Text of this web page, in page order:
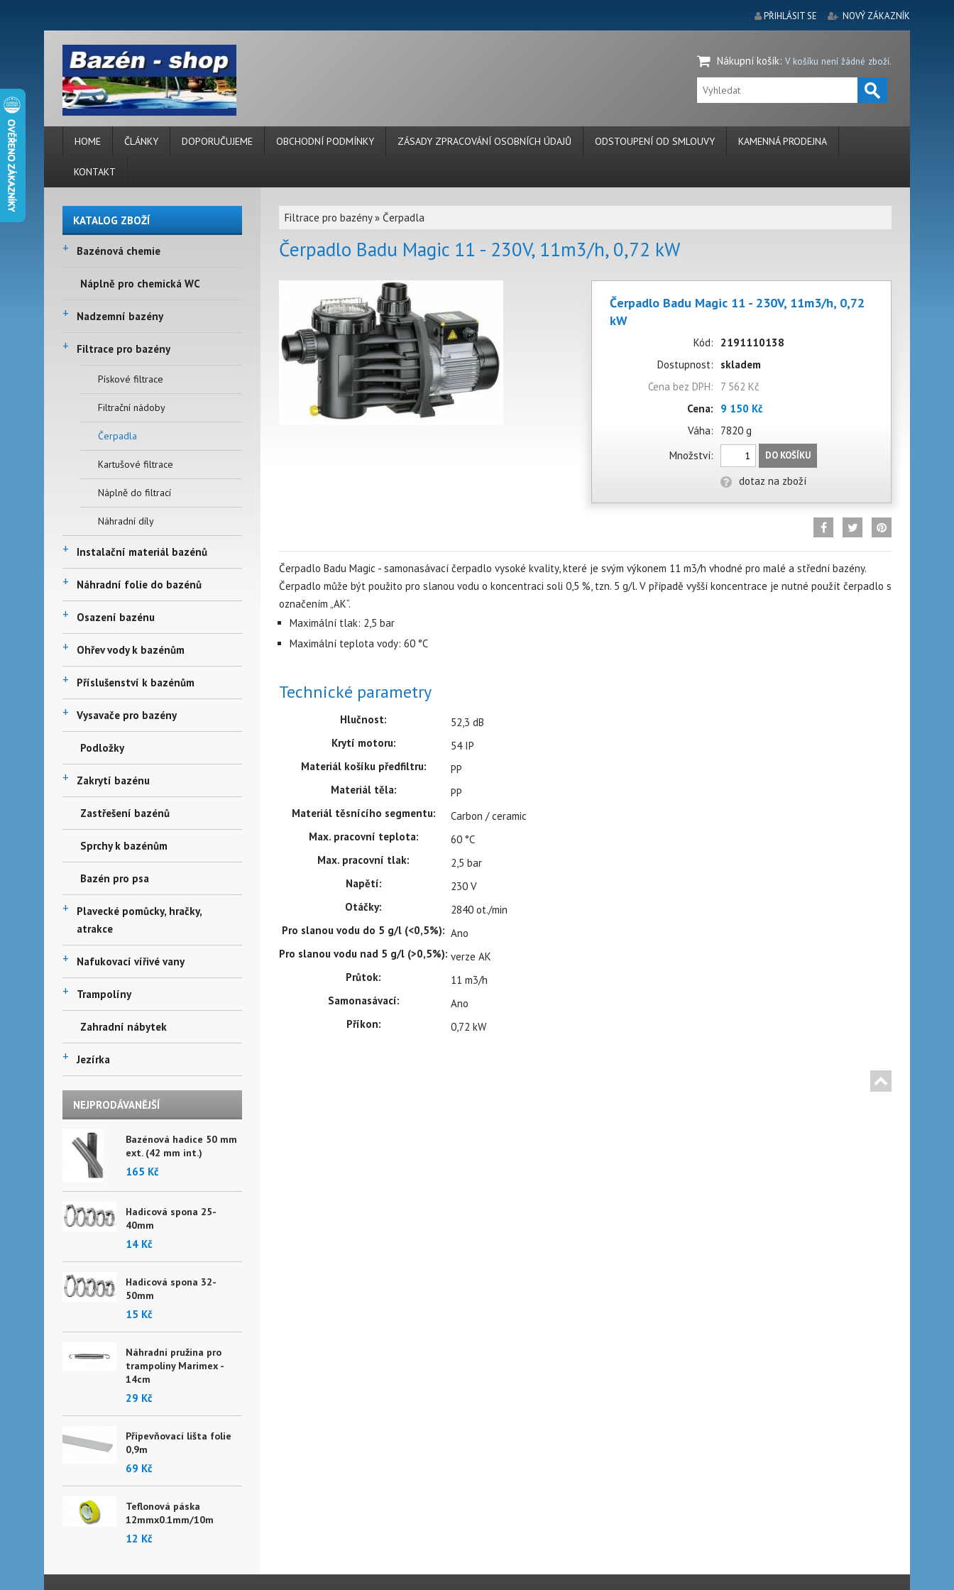
PŘIHLÁSIT SE NOVÝ ZÁKAZNÍK
Nákupní košík: V košíku není žádné zboží.
HOME ČLÁNKY DOPORUČUJEME OBCHODNÍ PODMÍNKY ZÁSADY ZPRACOVÁNÍ OSOBNÍCH ÚDAJŮ ODSTOUPENÍ OD SMLOUVY KAMENNÁ PRODEJNA
KONTAKT
KATALOG ZBOŽÍ
+ Bazénová chemie
Náplně pro chemická WC
+ Nadzemní bazény
+ Filtrace pro bazény
Pískové filtrace
Filtrační nádoby
Čerpadla
Kartušové filtrace
Náplně do filtrací
Náhradní díly
+ Instalační materiál bazénů
+ Náhradní folie do bazénů
+ Osazení bazénu
+ Ohřev vody k bazénům
+ Příslušenství k bazénům
+ Vysavače pro bazény
Podložky
+ Zakrytí bazénu
Zastřešení bazénů
Sprchy k bazénům
Bazén pro psa
+
Plavecké pomůcky, hračky,
atrakce
+ Nafukovací vířivé vany
+ Trampolíny
Zahradní nábytek
+ Jezírka
NEJPRODÁVANĚJŠÍ
Bazénová hadice 50 mm
ext. (42 mm int.)
165 Kč
Hadicová spona 25-
40mm
14 Kč
Hadicová spona 32-
50mm
15 Kč
Náhradní pružina pro
trampolíny Marimex -
14cm
29 Kč
Připevňovací lišta folie
0,9m
69 Kč
Teflonová páska
12mmx0.1mm/10m
12 Kč
Filtrace pro bazény» Čerpadla
Čerpadlo Badu Magic 11 - 230V, 11m3/h, 0,72 kW
Čerpadlo Badu Magic 11 - 230V, 11m3/h, 0,72
kW
Kód:
2191110138
Dostupnost:
skladem
Cena bez DPH:
7 562 Kč
Cena:
9 150 Kč
Váha:
7820 g
Množství:
DO KOŠÍKU
dotaz na zboží
Čerpadlo Badu Magic - samonasávací čerpadlo vysoké kvality, které je svým výkonem 11 m3/h vhodné pro malé a střední bazény.
Čerpadlo může být použito pro slanou vodu o koncentraci soli 0,5 %, tzn. 5 g/l. V případě vyšší koncentrace je nutné použít čerpadlo s
označením „AK“.
Maximální tlak: 2,5 bar
Maximální teplota vody: 60 °C
Technické parametry
Hlučnost:
52,3 dB
Krytí motoru:
54 IP
Materiál košíku předfiltru:
PP
Materiál těla:
PP
Materiál těsnícího segmentu:
Carbon / ceramic
Max. pracovní teplota:
60 °C
Max. pracovní tlak:
2,5 bar
Napětí:
230 V
Otáčky:
2840 ot./min
Pro slanou vodu do 5 g/l (<0,5%): Ano
Pro slanou vodu nad 5 g/l (>0,5%): verze AK
Průtok:
11 m3/h
Samonasávací:
Ano
Příkon:
0,72 kW